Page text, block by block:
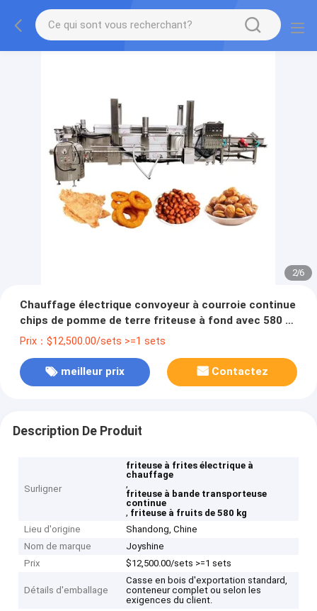
2/6
Chauffage électrique convoyeur à courroie continue
chips de pomme de terre friteuse à fond avec 580 kg
de capacité
Prix：$12,500.00/sets >=1 sets
meilleur prix Contactez
Description De Produit
Surligner
friteuse à frites électrique à
chauffage
,
friteuse à bande transporteuse
continue
, friteuse à fruits de 580 kg
Lieu d'origine
Shandong, Chine
Nom de marque
Joyshine
Prix
$12,500.00/sets >=1 sets
Détails d'emballage
Casse en bois d'exportation standard,
conteneur complet ou selon les
exigences du client.